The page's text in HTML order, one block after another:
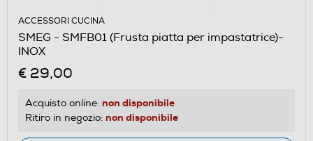
ACCESSORI CUCINA
SMEG - SMFB01 (Frusta piatta per impastatrice)-
INOX
€ 29,00
Acquisto online: non disponibile
Ritiro in negozio: non disponibile